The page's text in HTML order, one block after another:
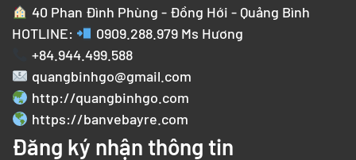
40 Phan Đình Phùng - Đồng Hới - Quảng Bình
HOTLINE:
0909.288.979Ms Hương
+84.944.499.588
quangbinhgo@gmail.com
http://quangbinhgo.com
https://banvebayre.com
Đăng ký nhận thông tin